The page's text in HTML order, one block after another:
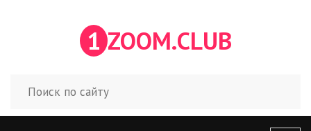
1 ZOOM.CLUB